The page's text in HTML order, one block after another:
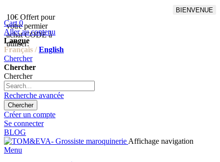
10€ Offert pour
votre permier
achat CODE à
utiliser:
BIENVENUE
Cart 0
Aller au contenu
Langue
Français / English
Chercher
Chercher
Chercher
Recherche avancée
Chercher
Créer un compte
Se connecter
BLOG
Affichage navigation
Menu